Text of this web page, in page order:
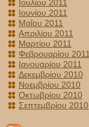
Ιουλίου 2011
Ιουνίου 2011
Μαΐου 2011
Απριλίου 2011
Μαρτίου 2011
Φεβρουαρίου 2011
Ιανουαρίου 2011
Δεκεμβρίου 2010
Νοεμβρίου 2010
Οκτωβρίου 2010
Σεπτεμβρίου 2010